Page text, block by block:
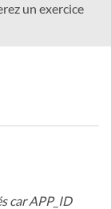
un exercice
car APP_ID